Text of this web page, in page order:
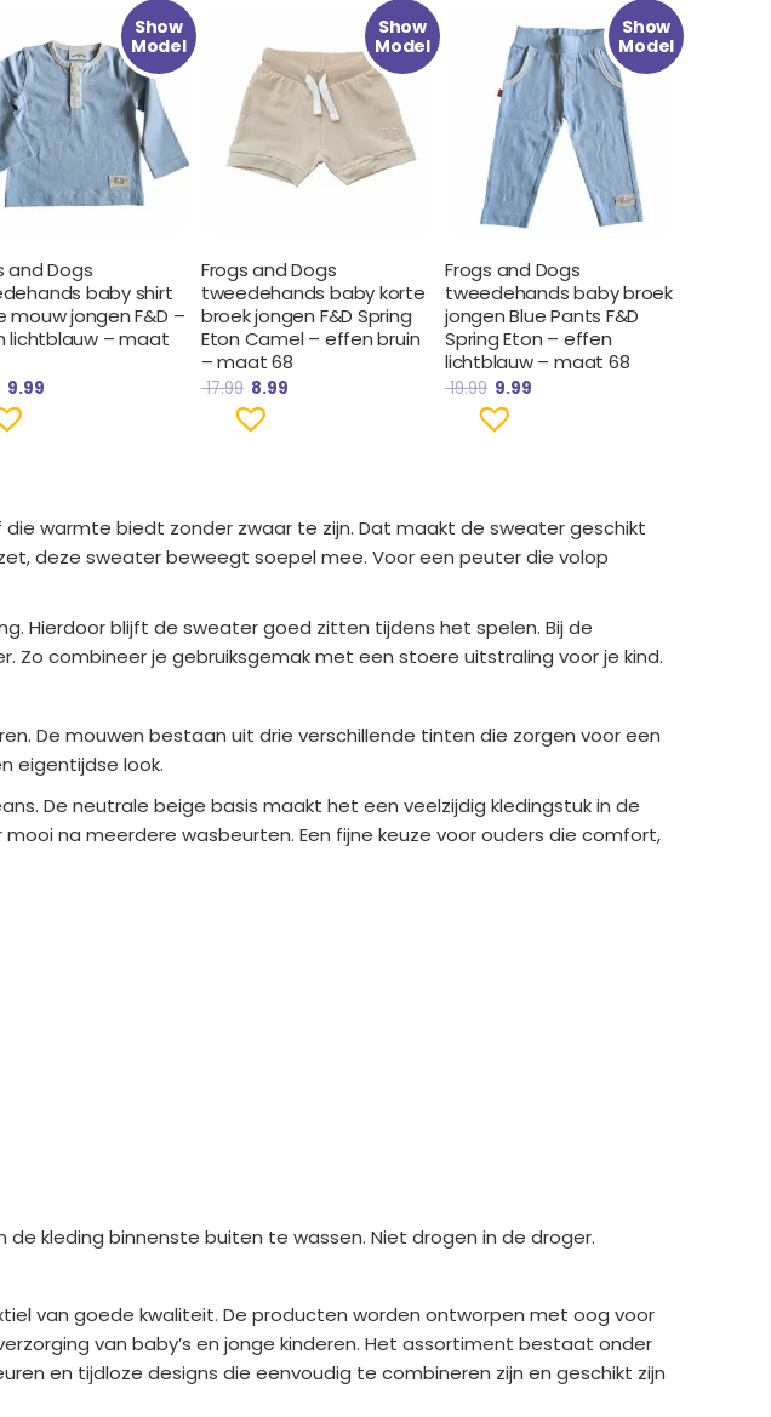
Show
Model
and Dogs
baby shirt
mouw jongen F&D –
lichtblauw – maat
Oorspronkelijke
was:
€ 19.99.
9.99
is:
€ 9.99.
Show
Model
Frogs and Dogs
tweedehands baby korte
broek jongen F&D Spring
Eton Camel – effen bruin
– maat 68
17.99
Oorspronkelijke
was:
€ 17.99.
8.99
is:
€ 8.99.
Show
Model
Frogs and Dogs
tweedehands baby broek
jongen Blue Pants F&D
Spring Eton – effen
lichtblauw – maat 68
19.99
Oorspronkelijke
prijs
was:
€ 19.99.
9.99
prijs
is:
€ 9.99.
warmte biedt zonder zwaar te zijn. Dat maakt de sweater geschikt
deze sweater beweegt soepel mee. Voor een peuter die volop
Hierdoor blijft de sweater goed zitten tijdens het spelen. Bij de
combineer je gebruiksgemak met een stoere uitstraling voor je kind.
De mouwen bestaan uit drie verschillende tinten die zorgen voor een
eigentijdse look.
De neutrale beige basis maakt het een veelzijdig kledingstuk in de
na meerdere wasbeurten. Een fijne keuze voor ouders die comfort,
kleding binnenste buiten te wassen. Niet drogen in de droger.
van goede kwaliteit. De producten worden ontworpen met oog voor
van baby’s en jonge kinderen. Het assortiment bestaat onder
en tijdloze designs die eenvoudig te combineren zijn en geschikt zijn